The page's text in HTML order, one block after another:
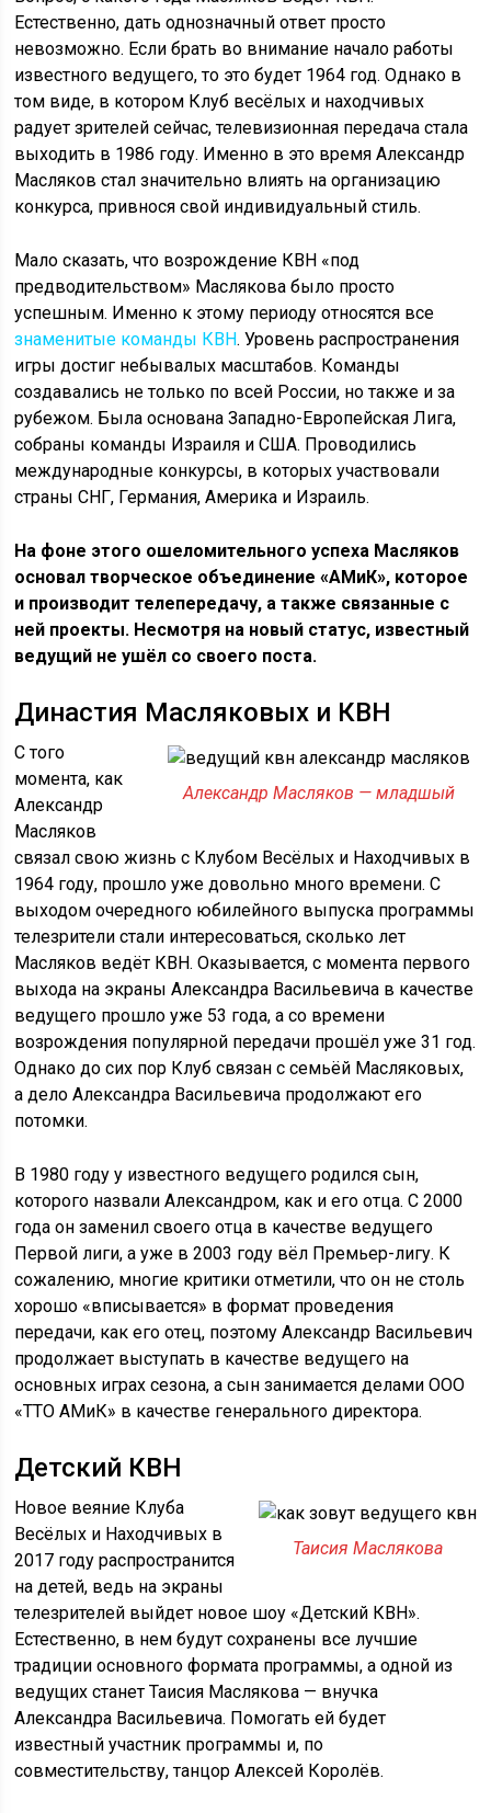
Естественно, дать однозначный ответ просто
невозможно. Если брать во внимание начало работы
известного ведущего, то это будет 1964 год. Однако в
том виде, в котором Клуб весёлых и находчивых
радует зрителей сейчас, телевизионная передача стала
выходить в 1986 году. Именно в это время Александр
Масляков стал значительно влиять на организацию
конкурса, привнося свой индивидуальный стиль.
Мало сказать, что возрождение КВН «под
предводительством» Маслякова было просто
успешным. Именно к этому периоду относятся все
знаменитые команды КВН. Уровень распространения
игры достиг небывалых масштабов. Команды
создавались не только по всей России, но также и за
рубежом. Была основана Западно-Европейская Лига,
собраны команды Израиля и США. Проводились
международные конкурсы, в которых участвовали
страны СНГ, Германия, Америка и Израиль.
На фоне этого ошеломительного успеха Масляков
основал творческое объединение «АМиК», которое
и производит телепередачу, а также связанные с
ней проекты. Несмотря на новый статус, известный
ведущий не ушёл со своего поста.
Династия Масляковых и КВН
Александр Масляков — младшый
С того
момента, как
Александр
Масляков
связал свою жизнь с Клубом Весёлых и Находчивых в
1964 году, прошло уже довольно много времени. С
выходом очередного юбилейного выпуска программы
телезрители стали интересоваться, сколько лет
Масляков ведёт КВН. Оказывается, с момента первого
выхода на экраны Александра Васильевича в качестве
ведущего прошло уже 53 года, а со времени
возрождения популярной передачи прошёл уже 31 год.
Однако до сих пор Клуб связан с семьёй Масляковых,
а дело Александра Васильевича продолжают его
потомки.
В 1980 году у известного ведущего родился сын,
которого назвали Александром, как и его отца. С 2000
года он заменил своего отца в качестве ведущего
Первой лиги, а уже в 2003 году вёл Премьер-лигу. К
сожалению, многие критики отметили, что он не столь
хорошо «вписывается» в формат проведения
передачи, как его отец, поэтому Александр Васильевич
продолжает выступать в качестве ведущего на
основных играх сезона, а сын занимается делами ООО
«ТТО АМиК» в качестве генерального директора.
Детский КВН
Таисия Маслякова
Новое веяние Клуба
Весёлых и Находчивых в
2017 году распространится
на детей, ведь на экраны
телезрителей выйдет новое шоу «Детский КВН».
Естественно, в нем будут сохранены все лучшие
традиции основного формата программы, а одной из
ведущих станет Таисия Маслякова — внучка
Александра Васильевича. Помогать ей будет
известный участник программы и, по
совместительству, танцор Алексей Королёв.